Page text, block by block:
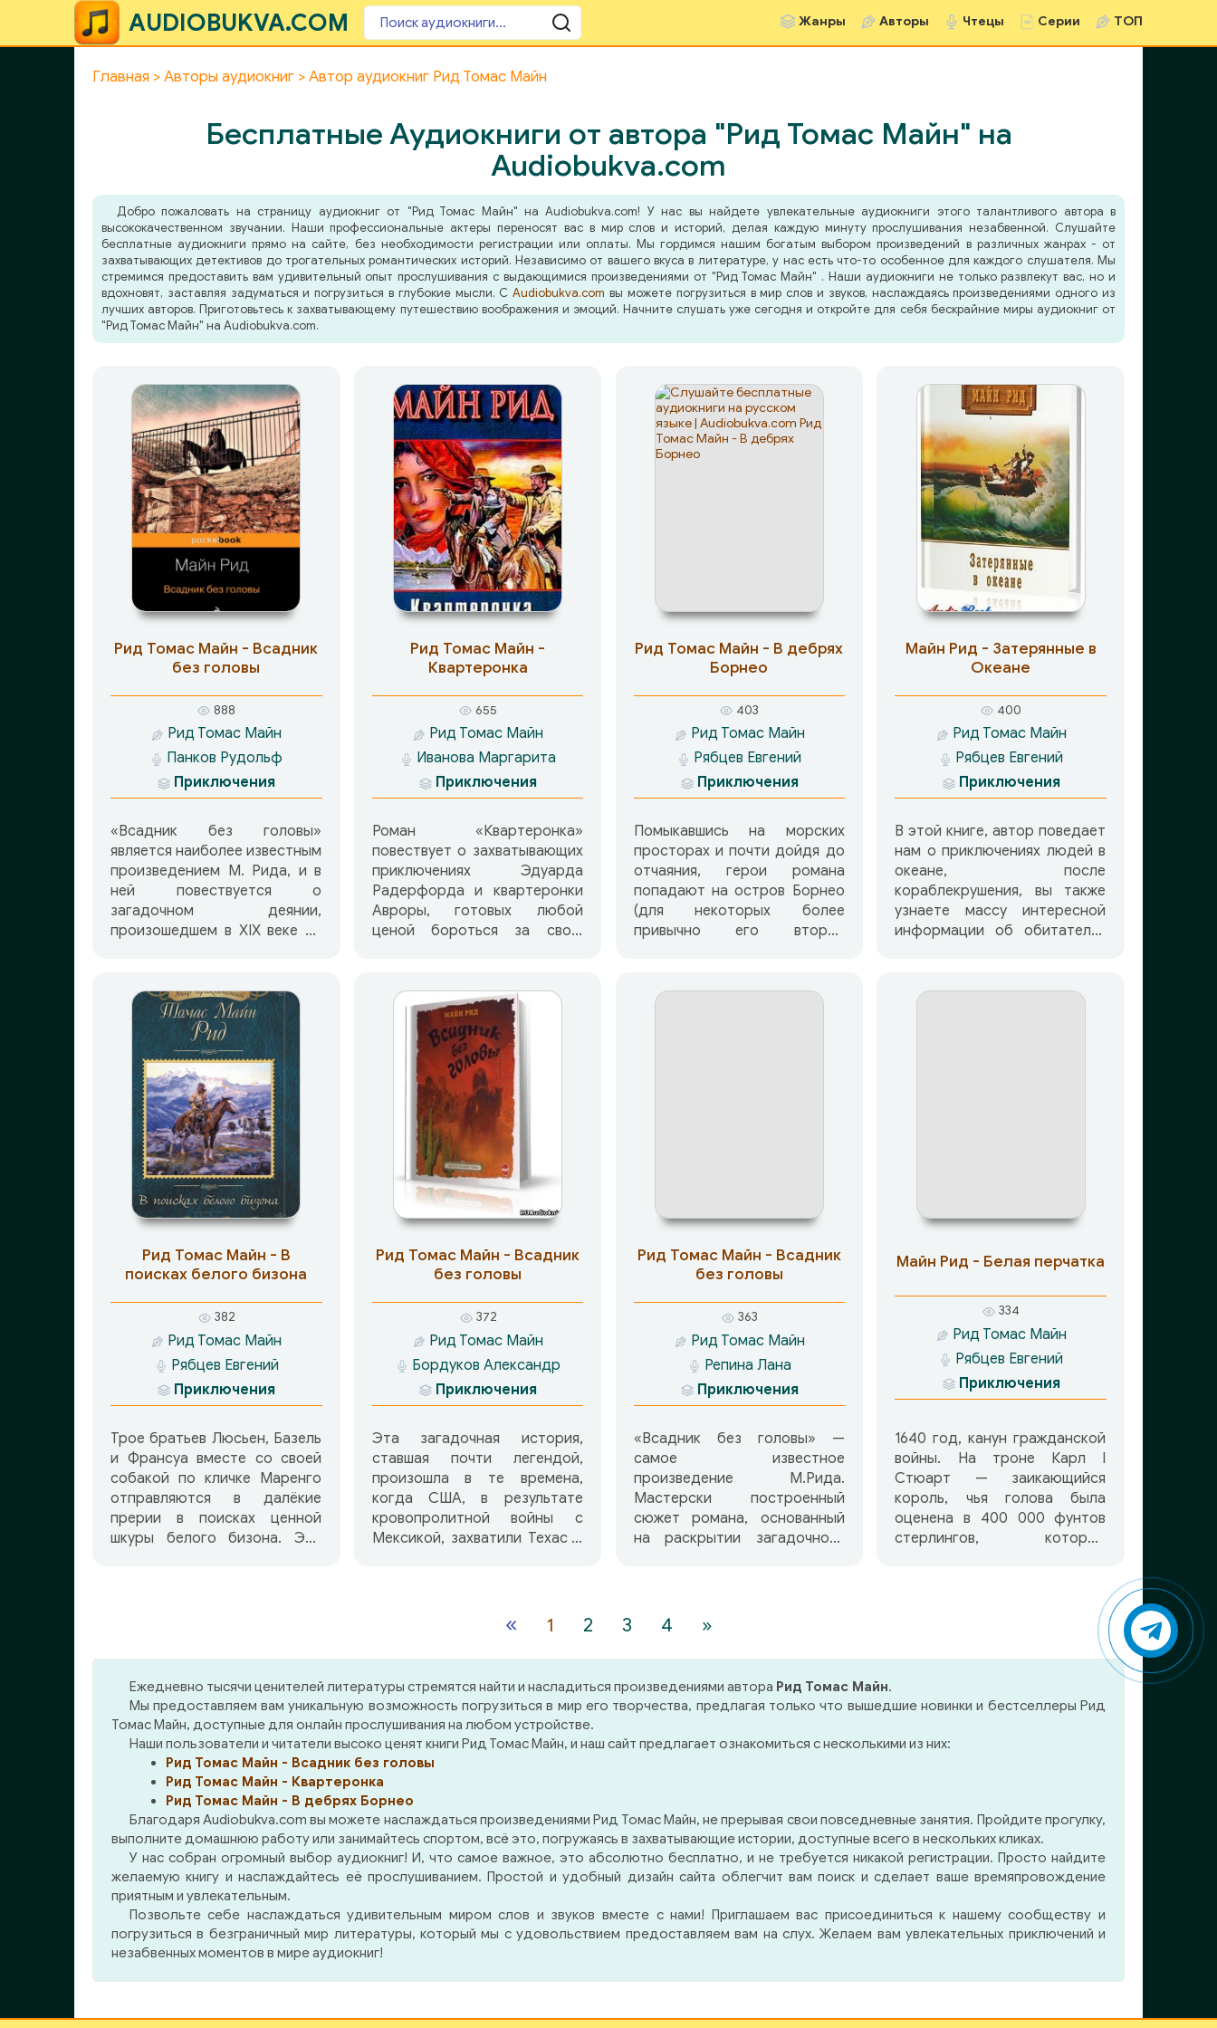
AUDIOBUKVA.COM Жанры Авторы Чтецы Серии ТОП
Главная Авторы аудиокниг Автор аудиокниг Рид Томас Майн
Бесплатные Аудиокниги от автора "Рид Томас Майн" на
Audiobukva.com
Добро пожаловать на страницу аудиокниг от "Рид Томас Майн" на Audiobukva.com! У нас вы найдете увлекательные аудиокниги этого талантливого автора в
высококачественном звучании. Наши профессиональные актеры переносят вас в мир слов и историй, делая каждую минуту прослушивания незабвенной. Слушайте
бесплатные аудиокниги прямо на сайте, без необходимости регистрации или оплаты. Мы гордимся нашим богатым выбором произведений в различных жанрах - от
захватывающих детективов до трогательных романтических историй. Независимо от вашего вкуса в литературе, у нас есть что-то особенное для каждого слушателя. Мы
стремимся предоставить вам удивительный опыт прослушивания с выдающимися произведениями от "Рид Томас Майн" . Наши аудиокниги не только развлекут вас, но и
вдохновят, заставляя задуматься и погрузиться в глубокие мысли. СAudiobukva.com вы можете погрузиться в мир слов и звуков, наслаждаясь произведениями одного из
лучших авторов. Приготовьтесь к захватывающему путешествию воображения и эмоций. Начните слушать уже сегодня и откройте для себя бескрайние миры аудиокниг от
"Рид Томас Майн" на Audiobukva.com.
Рид Томас Майн - Всадник
без головы
888
Рид Томас Майн
Панков Рудольф
Приключения
«Всадник без головы»
является наиболее известным
произведением М. Рида, и в
ней повествуется о
загадочном деянии,
произошедшем в XIX веке на
читателя до последних
страниц, где разгадывается
загадка безголового
всадника, наводящего ужас
на жителей, когда тот
появляется по ночам в
прериях.
Рид Томас Майн -
Квартеронка
655
Рид Томас Майн
Иванова Маргарита
Приключения
Роман «Квартеронка»
повествует о захватывающих
приключениях Эдуарда
Радерфорда и квартеронки
Авроры, готовых любой
ценой бороться за свою
лучших романов Майн Рида, в
котором дана широкая
картина жизни Юга
Соединенных Штатов
Америки в период
рабовладения.
Рабовладельческий уклад
жизни препятствует любви
героев, заставляет их искать
спасения в полном
опасностей бегстве от
несправедливости.
Рид Томас Майн - В дебрях
Борнео
403
Рид Томас Майн
Рябцев Евгений
Приключения
Помыкавшись на морских
просторах и почти дойдя до
отчаяния, герои романа
попадают на остров Борнео
(для некоторых более
привычно его второе
разнообразием природой. И
ящерицы летают, одни цветы
пахнут несвежими трупами, а
другие и вовсе охотятся за
живой плотью… Итак,
трудностей и знакомясь с
основном, с
гастрономическим уклоном)
герои романа проявляют
мужество и — как всегда у
Майн Рида! — достигают
своей цели.
Майн Рид - Затерянные в
Океане
400
Рид Томас Майн
Рябцев Евгений
Приключения
В этой книге, автор поведает
нам о приключениях людей в
океане, после
кораблекрушения, вы также
узнаете массу интересной
информации об обитателях
в экстремальных условиях. И
Рид Томас Майн - В
поисках белого бизона
382
Рид Томас Майн
Рябцев Евгений
Приключения
Трое братьев Люсьен, Базель
и Франсуа вместе со своей
собакой по кличке Маренго
отправляются в далёкие
прерии в поисках ценной
шкуры белого бизона. Эта
переживают голод и тяготы,
а также попадают в плен к
индейцам. Несмотря на все
трудности, братья не
сдаются и в конце концов
достигают поставленной
Рид Томас Майн - Всадник
без головы
372
Рид Томас Майн
Бордуков Александр
Приключения
Эта загадочная история,
ставшая почти легендой,
произошла в те времена,
когда США, в результате
кровопролитной войны с
Мексикой, захватили Техас и
Вудли Пойндекстер,
разорившийся плантатор с
Юга, покинул свой дом на
Миссисипи и вместе с сыном
и дочерью переехал в дикие
прерии юго-западного
Техаса, в асиенду Каса-дель-
Корво, которую он купил,
заняв деньги у своего
родного племянника,
отставного офицера Кассия
Колхауна. Колхаун слыл очень
опасным человеком в Новом
влюблен в дочь
Пойндекстера Луизу и пустил
в ход все свое влияние, чтобы
племянник, фактически стал
Рид Томас Майн - Всадник
без головы
363
Рид Томас Майн
Репина Лана
Приключения
«Всадник без головы» —
самое известное
произведение М.Рида.
Мастерски построенный
сюжет романа, основанный
на раскрытии загадочного
держит читателя в
напряжении до последнего.
Безголовый всадник
движется ночью по прерии,
наводя на всех ужас. Кто-же
это? Привидение, дьявол или
человек.
Майн Рид - Белая перчатка
334
Рид Томас Майн
Рябцев Евгений
Приключения
1640 год, канун гражданской
войны. На троне Карл I
Стюарт — заикающийся
король, чья голова была
оценена в 400 000 фунтов
стерлингов, который
поэтому легко нарушавший
свои обещания. Под стать
ему и его супруга —
Генриетта-Мария
раздражительная и
властолюбивая, много
способствовавшая
вокруг любовного
многоугольника, с
непременными атрибутами
рыцарского романа —
кавалерами, разбойниками и
т.д. В итоге, книга
« 1 2 3 4 »
Ежедневно тысячи ценителей литературы стремятся найти и насладиться произведениями автора Рид Томас Майн.
Мы предоставляем вам уникальную возможность погрузиться в мир его творчества, предлагая только что вышедшие новинки и бестселлеры Рид
Томас Майн, доступные для онлайн прослушивания на любом устройстве.
Наши пользователи и читатели высоко ценят книги Рид Томас Майн, и наш сайт предлагает ознакомиться с несколькими из них:
Рид Томас Майн - Всадник без головы
Рид Томас Майн - Квартеронка
Рид Томас Майн - В дебрях Борнео
Благодаря Audiobukva.com вы можете наслаждаться произведениями Рид Томас Майн, не прерывая свои повседневные занятия. Пройдите прогулку,
выполните домашнюю работу или занимайтесь спортом, всё это, погружаясь в захватывающие истории, доступные всего в нескольких кликах.
У нас собран огромный выбор аудиокниг! И, что самое важное, это абсолютно бесплатно, и не требуется никакой регистрации. Просто найдите
желаемую книгу и наслаждайтесь её прослушиванием. Простой и удобный дизайн сайта облегчит вам поиск и сделает ваше времяпровождение
приятным и увлекательным.
Позвольте себе наслаждаться удивительным миром слов и звуков вместе с нами! Приглашаем вас присоединиться к нашему сообществу и
погрузиться в безграничный мир литературы, который мы с удовольствием предоставляем вам на слух. Желаем вам увлекательных приключений и
незабвенных моментов в мире аудиокниг!